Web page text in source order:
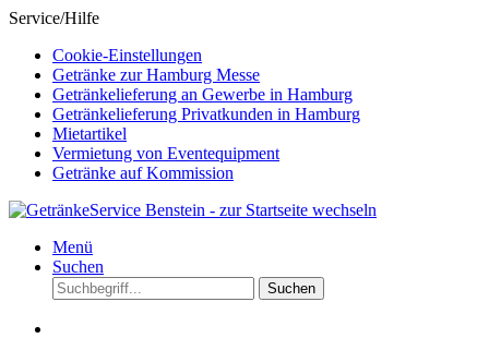
Service/Hilfe
Cookie-Einstellungen
Getränke zur Hamburg Messe
Getränkelieferung an Gewerbe in Hamburg
Getränkelieferung Privatkunden in Hamburg
Mietartikel
Vermietung von Eventequipment
Getränke auf Kommission
Menü
Suchen
Suchen